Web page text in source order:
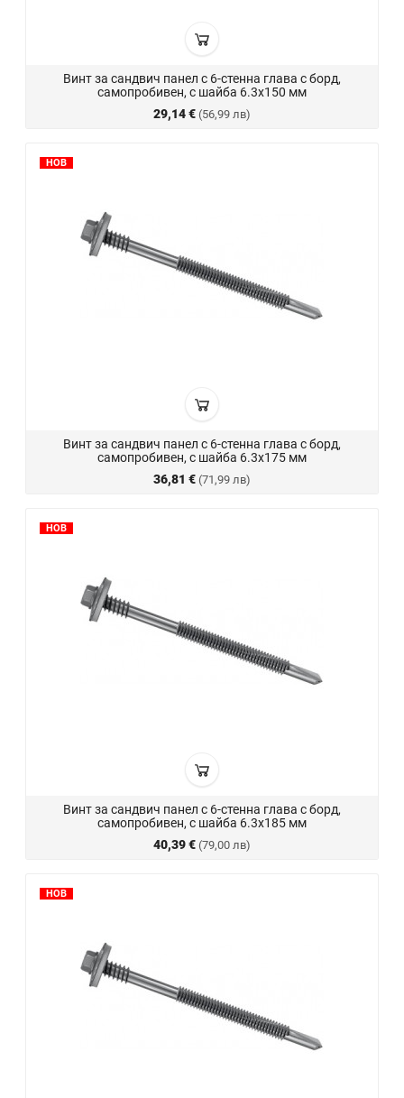
Винт за сандвич панел с 6-стенна глава с борд,
самопробивен, с шайба 6.3x150 мм
29,14 € (56,99 лв)
НОВ
Винт за сандвич панел с 6-стенна глава с борд,
самопробивен, с шайба 6.3x175 мм
36,81 € (71,99 лв)
НОВ
Винт за сандвич панел с 6-стенна глава с борд,
самопробивен, с шайба 6.3x185 мм
40,39 € (79,00 лв)
НОВ